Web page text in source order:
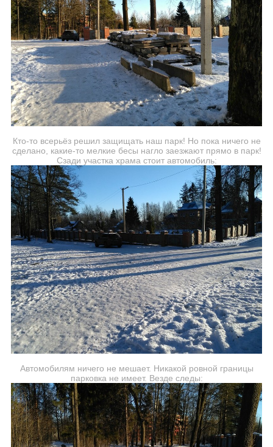
Кто-то всерьёз решил защищать наш парк! Но пока ничего не
сделано, какие-то мелкие бесы нагло заезжают прямо в парк!
Сзади участка храма стоит автомобиль:
Автомобилям ничего не мешает. Никакой ровной границы
парковка не имеет. Везде следы: